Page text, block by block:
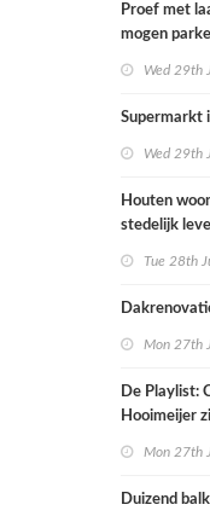
Proef met
mogen
Wed 29th
Supermarkt
Wed 29th
Houten
stedelijk
Tue 28th
Mon 27th
De Playlist:
Hooimeijer
Mon 27th
Duizend